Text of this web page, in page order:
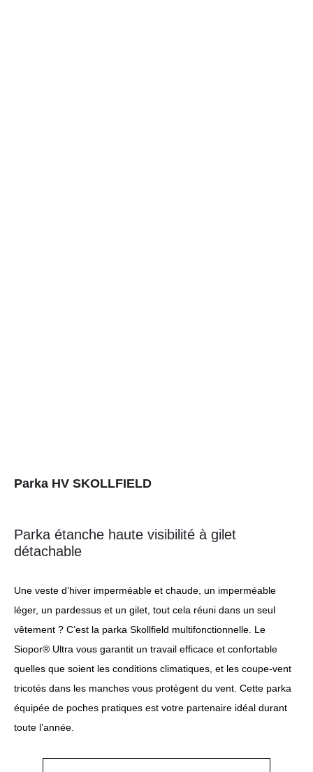
Parka HV SKOLLFIELD
Parka étanche haute visibilité à gilet
détachable
Une veste d’hiver imperméable et chaude, un imperméable
léger, un pardessus et un gilet, tout cela réuni dans un seul
vêtement ? C’est la parka Skollfield multifonctionnelle. Le
Siopor® Ultra vous garantit un travail efficace et confortable
quelles que soient les conditions climatiques, et les coupe-vent
tricotés dans les manches vous protègent du vent. Cette parka
équipée de poches pratiques est votre partenaire idéal durant
toute l’année.